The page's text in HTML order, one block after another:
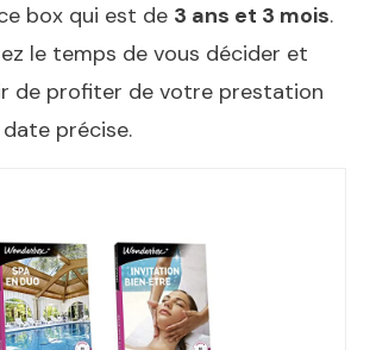
box qui est de 3 ans et 3 mois.
le temps de vous décider et
de profiter de votre prestation
précise.